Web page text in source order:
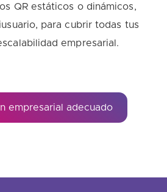
QR estáticos o dinámicos,
para cubrir todas tus
empresarial.
empresarial adecuado